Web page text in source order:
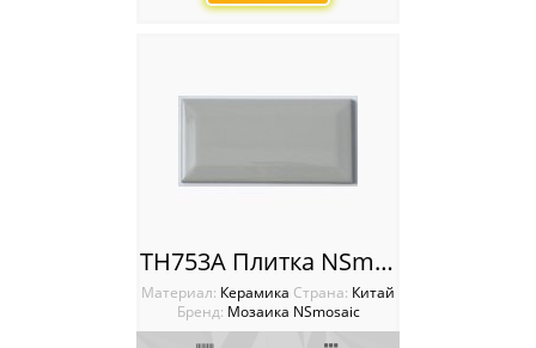
TH753A Плитка NSmosaic
Материал: Керамика Cтрана: Китай
Бренд: Мозаика NSmosaic